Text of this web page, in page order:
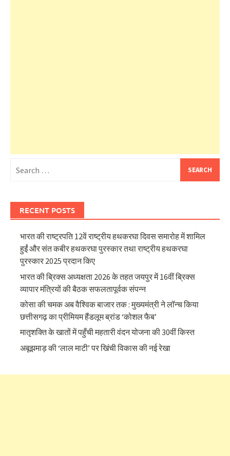
for:
RECENT POSTS
भारत की राष्ट्रपति 12वें राष्ट्रीय हथकरघा दिवस समारोह में शामिल
हुईं और संत कबीर हथकरघा पुरस्कार तथा राष्ट्रीय हथकरघा
पुरस्कार 2025 प्रदान किए
भारत की ब्रिक्‍स अध्यक्षता 2026 के तहत जयपुर में 16वीं ब्रिक्‍स
व्यापार मंत्रियों की बैठक सफलतापूर्वक संपन्न
कोसा की चमक अब वैश्विक बाजार तक : मुख्यमंत्री ने लॉन्च किया
छत्तीसगढ़ का प्रीमियम हैंडलूम ब्रांड ‘कोशल फैब’
मातृशक्ति के खातों में पहुँची महतारी वंदन योजना की 30वीं किस्त
अबूझमाड़ की ‘लाल माटी’ पर खिंची विकास की नई रेखा